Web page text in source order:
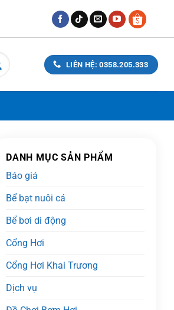
LIÊN HỆ: 0358.205.333
DANH MỤC SẢN PHẨM
Báo giá
Bể bạt nuôi cá
Bể bơi di động
Cổng Hơi
Cổng Hơi Khai Trương
Dịch vụ